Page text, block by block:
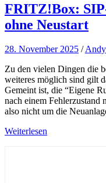
FRITZ!Box:
ohne Neustart
28. November 2025 /Andy
Zu den vielen Dingen die
weiteres möglich sind gilt
Gemeint ist, die “Eigene
nach einem Fehlerzustand
also nicht um die
Weiterlesen